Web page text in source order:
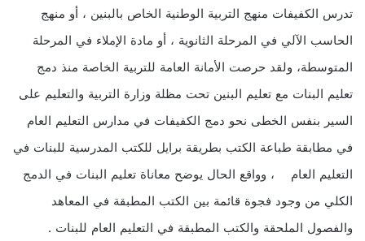
تدرس الكفيفات منهج التربية الوطنية الخاص بالبنين ، أو منهج
الحاسب الآلي في المرحلة الثانوية ، أو مادة الإملاء في المرحلة
المتوسطة، ولقد حرصت الأمانة العامة للتربية الخاصة منذ دمج
تعليم البنات مع تعليم البنين تحت مظلة وزارة التربية والتعليم على
السير بنفس الخطى نحو دمج الكفيفات في مدارس التعليم العام
في مطابقة طباعة الكتب بطريقة برايل للكتب المدرسية للبنات في
التعليم العام ، وواقع الحال يوضح معاناة تعليم البنات في الدمج
الكلي من وجود فجوة قائمة بين الكتب المطبقة في المعاهد
والفصول الملحقة والكتب المطبقة في التعليم العام للبنات .